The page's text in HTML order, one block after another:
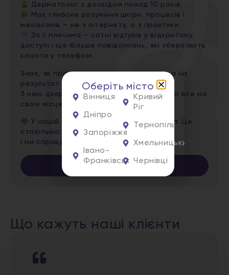
Дерматолог з досвідом понад 10 років.
Має глибоке розуміння шкіри, процесів і
механізмів — не з інтернету, а з практики.
За її плечима — сотні відгуків у відкритому
доступі і ще більше повідомлень, які зберігають
клієнти у телефоні.
Знає, як працювати не на поверхню — а на
результат.
З нею дзеркало перестає дивувати — бо все на
своїх місцях.
У нашій команді це не просто експерт. Це
стабільність, яка викликає довіру.
І ми справді щасливі, що вона з нами.
Записатись
Що кажуть наші клієнти
Оберіть місто
Вінниця
Дніпро
Запоріжжя
Івано-
Франківськ
Кривий
Ріг
Тернопіль
Хмельницький
Чернівці